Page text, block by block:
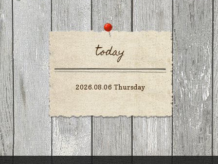
today
2026.08.06 Thursday